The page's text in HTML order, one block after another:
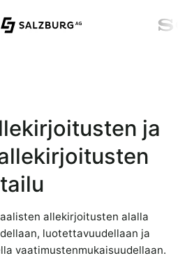
ja
allekirjoitusten alalla
luotettavuudellaan ja
vaatimustenmukaisuudellaan.